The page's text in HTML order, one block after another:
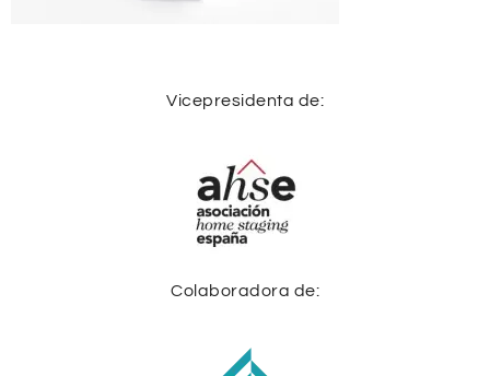
Vicepresidenta de:
Colaboradora de: